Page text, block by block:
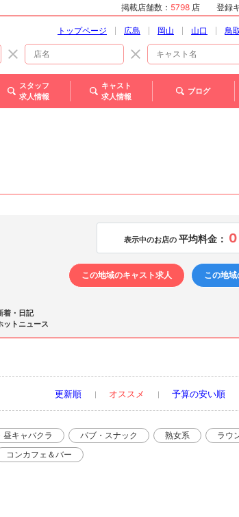
掲載店舗数： 5798 店 登録
トップページ 広島 岡山 山口 鳥
スタッフ
求人情報
キャスト
求人情報
ブログ
表示中のお店の 平均料金： 0
この地域のキャスト求人
この地
着・日記
ットニュース
更新順 オススメ 予算の安い順
昼キャバクラ パブ・スナック 熟女系
ラウ
コンカフェ＆バー